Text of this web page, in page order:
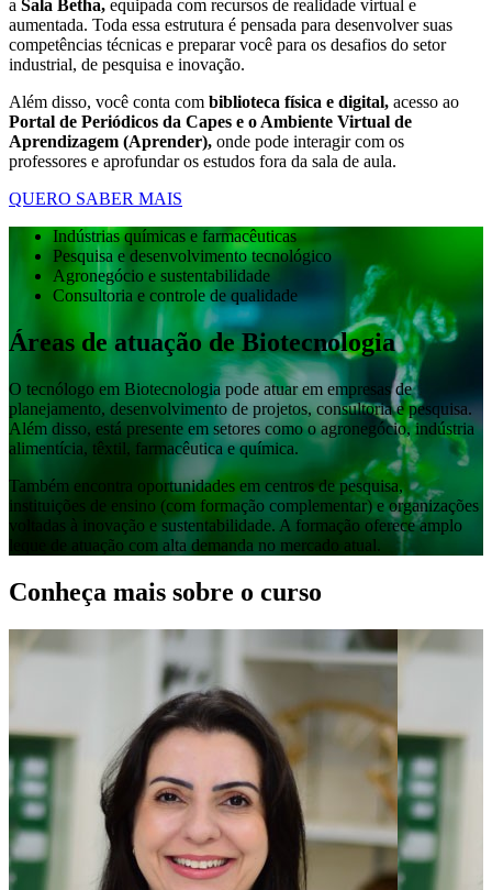
a Sala Betha, equipada com recursos de realidade virtual e
aumentada. Toda essa estrutura é pensada para desenvolver suas
competências técnicas e preparar você para os desafios do setor
industrial, de pesquisa e inovação.
Além disso, você conta com biblioteca física e digital, acesso ao
Portal de Periódicos da Capes e o Ambiente Virtual de
Aprendizagem (Aprender), onde pode interagir com os
professores e aprofundar os estudos fora da sala de aula.
QUERO SABER MAIS
Indústrias químicas e farmacêuticas
Pesquisa e desenvolvimento tecnológico
Agronegócio e sustentabilidade
Consultoria e controle de qualidade
Áreas de atuação de Biotecnologia
O tecnólogo em Biotecnologia pode atuar em empresas de
planejamento, desenvolvimento de projetos, consultoria e pesquisa.
Além disso, está presente em setores como o agronegócio, indústria
alimentícia, têxtil, farmacêutica e química.
Também encontra oportunidades em centros de pesquisa,
instituições de ensino (com formação complementar) e organizações
voltadas à inovação e sustentabilidade. A formação oferece amplo
leque de atuação com alta demanda no mercado atual.
Conheça mais sobre o curso